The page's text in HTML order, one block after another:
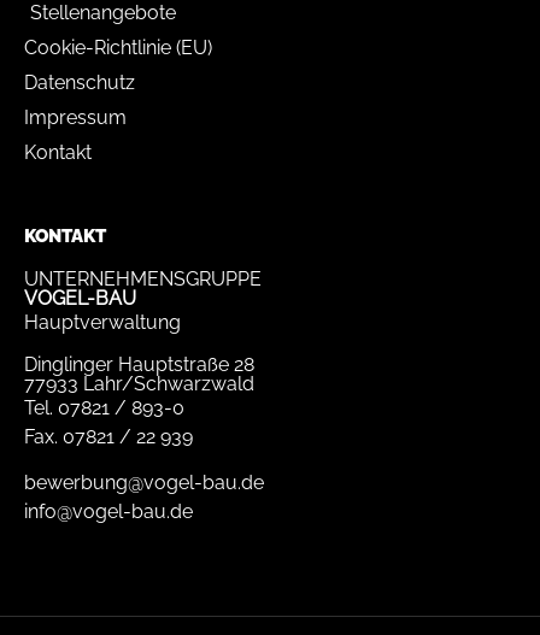
Stellenangebote
Cookie-Richtlinie (EU)
Datenschutz
Impressum
Kontakt
KONTAKT
UNTERNEHMENSGRUPPE
VOGEL-BAU
Hauptverwaltung
Dinglinger Hauptstraße 28
77933 Lahr/Schwarzwald
Tel. 07821 / 893-0
Fax. 07821 / 22 939
bewerbung@vogel-bau.de
info@vogel-bau.de